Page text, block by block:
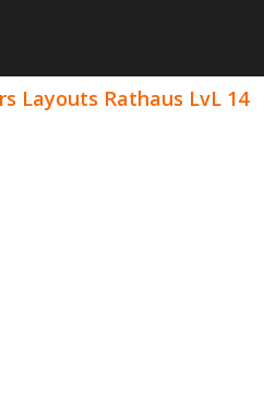
Layouts Rathaus LvL 14